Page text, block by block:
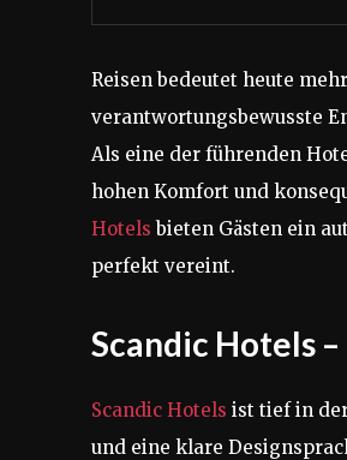
Reisen bedeutet heute
verantwortungsbewusste
Als eine der führenden
hohen Komfort und
Hotels bieten Gästen ein
perfekt vereint.
Scandic Hotels
Scandic Hotels ist tief in
und eine klare